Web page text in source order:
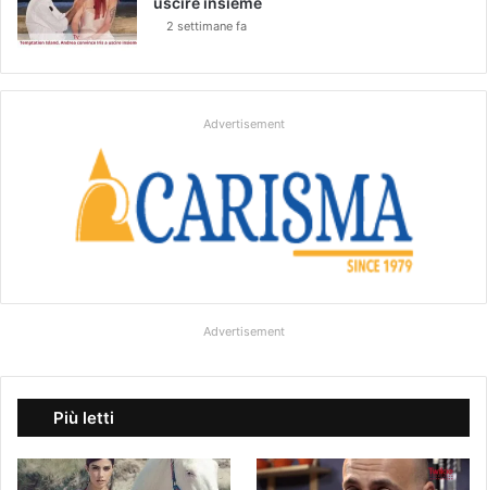
2 settimane fa
Advertisement
Advertisement
Più letti